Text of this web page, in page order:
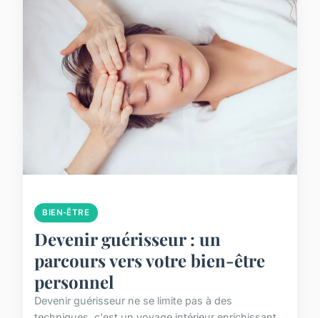
BIEN-ÊTRE
Devenir guérisseur : un
parcours vers votre bien-être
personnel
Devenir guérisseur ne se limite pas à des